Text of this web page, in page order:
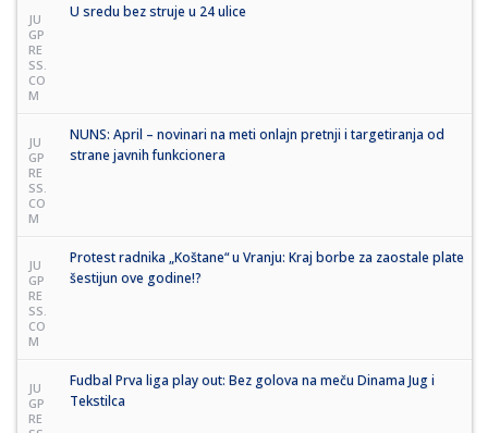
JU
GP
RE
SS.
CO
M
U sredu bez struje u 24 ulice
JU
GP
RE
SS.
CO
M
NUNS: April – novinari na meti onlajn pretnji i targetiranja od
strane javnih funkcionera
JU
GP
RE
SS.
CO
M
Protest radnika „Koštane“ u Vranju: Kraj borbe za zaostale plate
šestijun ove godine!?
JU
GP
RE
Fudbal Prva liga play out: Bez golova na meču Dinama Jug i
Tekstilca